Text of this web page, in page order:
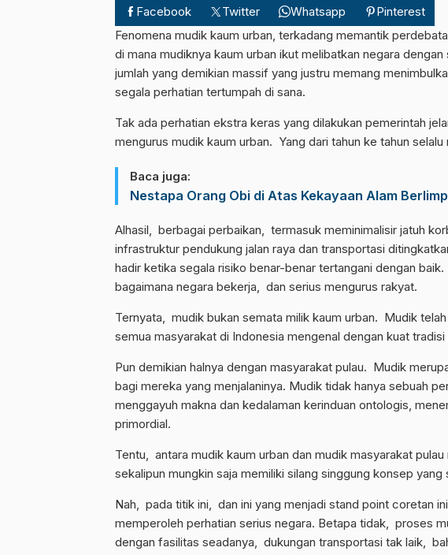
Facebook
Twitter Whatsapp
Pinterest
Fenomena mudik kaum urban, terkadang memantik
di mana mudiknya kaum urban ikut melibatkan negara
jumlah yang demikian massif yang justru memang
segala perhatian tertumpah di sana.
Tak ada perhatian ekstra keras yang dilakukan pemerintah
mengurus mudik kaum urban. Yang dari tahun ke tahun
Baca juga:
Nestapa Orang Obi di Atas Kekayaan Alam
Alhasil, berbagai perbaikan, termasuk meminimalisir jatuh
infrastruktur pendukung jalan raya dan transportasi
hadir ketika segala risiko benar-benar tertangani dengan
bagaimana negara bekerja, dan serius mengurus rakyat.
Ternyata, mudik bukan semata milik kaum urban. Mudik
semua masyarakat di Indonesia mengenal dengan kuat tradisi
Pun demikian halnya dengan masyarakat pulau. Mudik
bagi mereka yang menjalaninya. Mudik tidak hanya sebuah
menggayuh makna dan kedalaman kerinduan ontologis,
primordial.
Tentu, antara mudik kaum urban dan mudik masyarakat
sekalipun mungkin saja memiliki silang singgung konsep yang
Nah, pada titik ini, dan ini yang menjadi stand point coretan
memperoleh perhatian serius negara. Betapa tidak, proses
dengan fasilitas seadanya, dukungan transportasi tak laik,